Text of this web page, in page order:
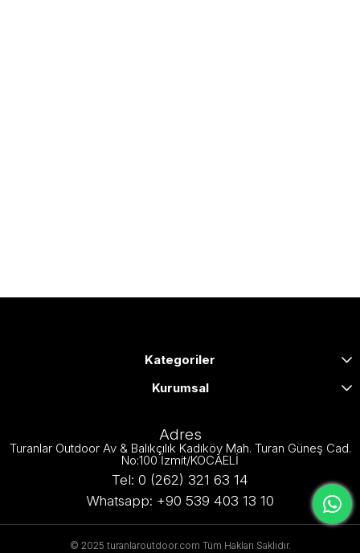
Kategoriler
Kurumsal
Adres
Turanlar Outdoor Av & Balıkçılık Kadıköy Mah. Turan Güneş Cad.
No:100 İzmit/KOCAELİ
Tel: 0 (262) 321 63 14
Whatsapp: +90 539 403 13 10
© 2025 turanlaroutdoor.com Tüm Hakları Saklıdır.